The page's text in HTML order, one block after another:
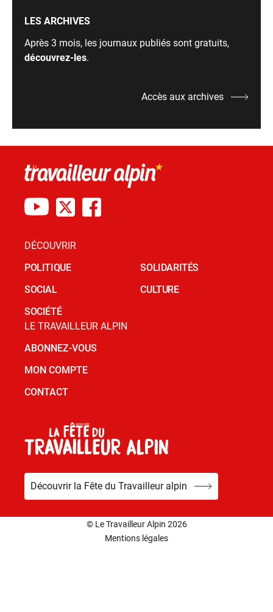
LES ARCHIVES
Après 3 mois, les journaux publiés sont gratuits,
découvrez-les.
Accès aux archives
DÉCOUVRIR
POLITIQUE
SOCIAL
SOCIÉTÉ
SOLIDARITÉS
CULTURE
LE TRAVAILLEUR ALPIN
ABONNEZ-VOUS
MON COMPTE
CONTACT
Découvrir la Fête du Travailleur alpin
© Le Travailleur Alpin 2026
Mentions légales